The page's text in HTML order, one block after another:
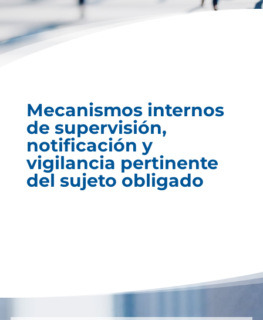
Mecanismos internos
de supervisión,
notificación y
vigilancia pertinente
del sujeto obligado